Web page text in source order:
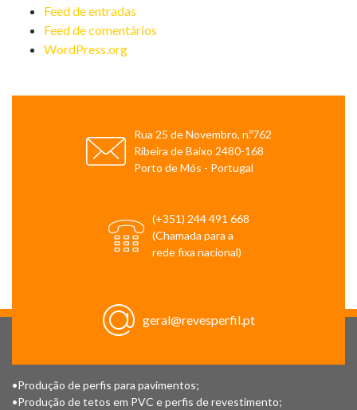
Feed de entradas
Feed de comentários
WordPress.org
Rua 25 de Novembro, n.º762
Ribeira de Baixo 2480-168
Porto de Mós - Portugal
(+351) 244 491 668
(Chamada para a
rede fixa nacional)
geral@revesperfil.pt
•Produção de perfis para pavimentos;
•Produção de tetos em PVC e perfis de revestimento;